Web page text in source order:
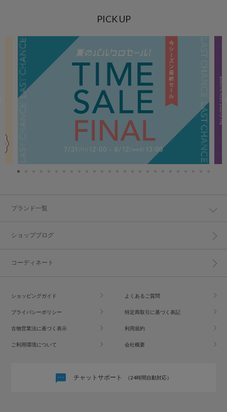
PICK UP
ブランド一覧
ショップブログ
コーディネート
ショッピングガイド よくあるご質問
プライバシーポリシー 特定商取引に基づく表記
古物営業法に基づく表示 利用規約
ご利用環境について 会社概要
チャットサポート （24時間自動対応）